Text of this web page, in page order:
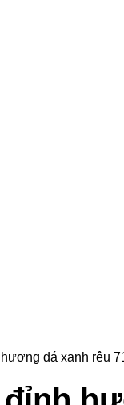
đá xanh rêu